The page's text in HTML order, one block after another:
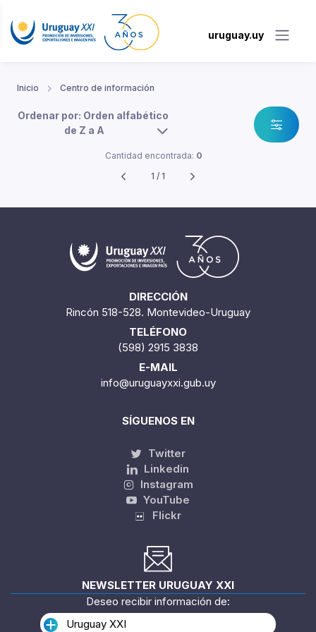
uruguay.uy
Inicio Centro de información
Ordenar por: Orden alfabético
de Z a A
Cantidad encontrada: 0
1 / 1
DIRECCIÓN
Rincón 518-528. Montevideo-Uruguay
TELÉFONO
(598) 2915 3838
E-MAIL
info@uruguayxxi.gub.uy
SÍGUENOS EN
Twitter
Linkedin
Instagram
YouTube
Flickr
NEWSLETTER URUGUAY XXI
Deseo recibir información de:
Uruguay XXI